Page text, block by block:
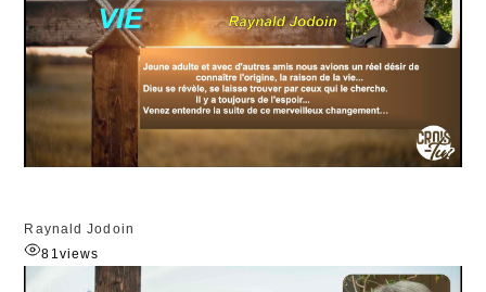
Raynald Jodoin
81views